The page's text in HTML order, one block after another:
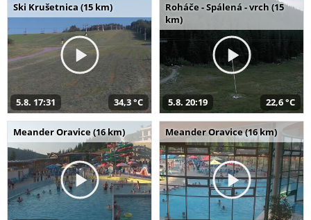
Ski Krušetnica (15 km)
5.8. 17:31 34,3 °C
Roháče - Spálená - vrch (15
km)
5.8. 20:19 22,6 °C
Meander Oravice (16 km) Meander Oravice (16 km)